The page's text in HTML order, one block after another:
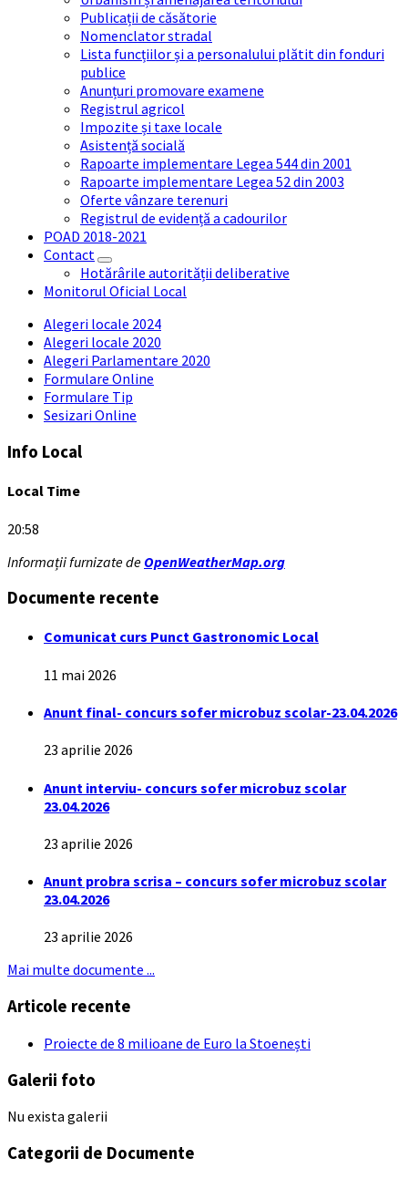
Publicații de căsătorie
Nomenclator stradal
Lista funcțiilor și a personalului plătit din fonduri
publice
Anunțuri promovare examene
Registrul agricol
Impozite și taxe locale
Asistență socială
Rapoarte implementare Legea 544 din 2001
Rapoarte implementare Legea 52 din 2003
Oferte vânzare terenuri
Registrul de evidență a cadourilor
POAD 2018-2021
Contact
Hotărârile autorității deliberative
Monitorul Oficial Local
Alegeri locale 2024
Alegeri locale 2020
Alegeri Parlamentare 2020
Formulare Online
Formulare Tip
Sesizari Online
Info Local
Local Time
20:58
Informații furnizate de OpenWeatherMap.org
Documente recente
Comunicat curs Punct Gastronomic Local
11 mai 2026
Anunt final- concurs sofer microbuz scolar-23.04.2026
23 aprilie 2026
Anunt interviu- concurs sofer microbuz scolar
23.04.2026
23 aprilie 2026
Anunt probra scrisa – concurs sofer microbuz scolar
23.04.2026
23 aprilie 2026
Mai multe documente ...
Articole recente
Proiecte de 8 milioane de Euro la Stoenești
Galerii foto
Nu exista galerii
Categorii de Documente